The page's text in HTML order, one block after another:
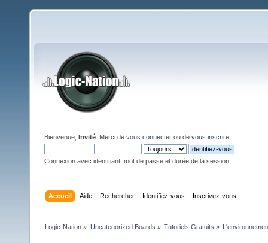
Bienvenue, Invité . Merci de vous connecter ou de vous inscrire
Connexion avec identifiant, mot de passe et durée de la session
Accueil Aide Rechercher Identifiez-vous Inscrivez-vous
Logic-Nation » Uncategorized Boards » Tutoriels Gratuits »